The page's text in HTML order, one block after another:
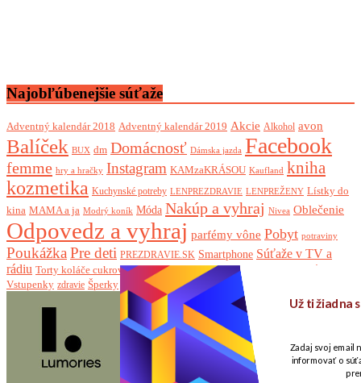
Najobľúbenejšie súťaže
Adventný kalendár 2018 Adventný kalendár 2019 Akcie Alkohol avon
Balíček BUX dm Domácnosť Dámska jazda Facebook
femme hry a hračky Instagram KAMzaKRÁSOU Kaufland kniha
kozmetika Kuchynské potreby LENPREZDRAVIE LENPREŽENY Lístky do
kina MAMA a ja Modrý koník Móda Nakúp a vyhraj Nivea Oblečenie
Odpovedz a vyhraj parfémy vône Pobyt potraviny
PoukážkaPre deti PREZDRAVIE.SK Smartphone Súťaže v TV a
rádiu Torty koláče cukrovinky TOUCHIT Vianočná súťaž
Vstupenky zdravie Šperky
Už ti žiadna
Zadaj svoj email
informovať o